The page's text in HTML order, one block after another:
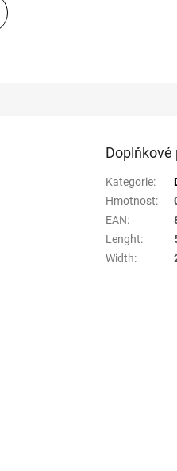
Kategorie:
Hmotnost:
EAN:
Lenght:
Width: